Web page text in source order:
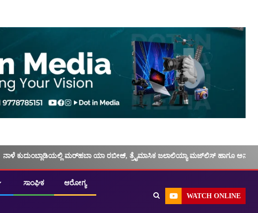
ನಾಳೆ ಕುದುಂಬ್ಲಾಡಿಯಲ್ಲಿ ಮರ್‌‌ಹಬಾ ಯಾ ರಬೀಅ್, ತ್ರೈಮಾಸಿಕ ಜಲಾಲಿಯ್ಯಾ ಮಜ್‌‌ಲಿಸ್‌‌ ಹಾಗೂ
ಸಾಂಘಿಕ ಆರೋಗ್ಯ
WATCH ONLINE